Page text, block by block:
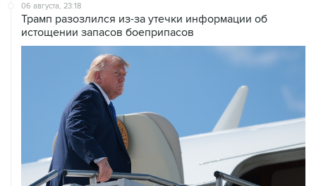
06 августа, 23:18
Трамп разозлился из-за утечки информации об
истощении запасов боеприпасов